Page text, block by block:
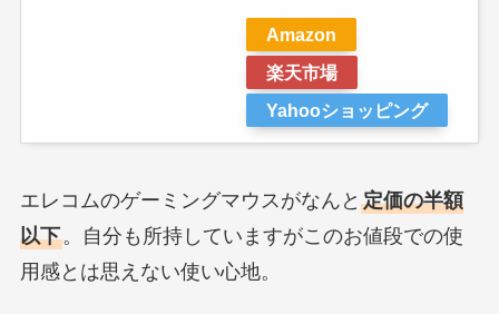
Amazon
楽天市場
Yahooショッピング
エレコムのゲーミングマウスがなんと 定価の半額
以下。自分も所持していますがこのお値段での使
用感とは思えない使い心地。